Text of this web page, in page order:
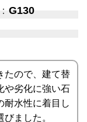
G130
たので、建て替
や劣化に強い石
耐水性に着目し
ました。